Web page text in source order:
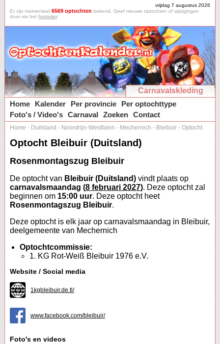
vrijdag 7 augustus 2026
Er zijn momenteel 6569 optochten bekend. Geef nieuwe optochten of wijzigingen
door via het formulier.
Carnavalskleding
Home
Kalender Per provincie
Per optochttype
Foto's / Video's Carnaval Zoeken Contact
Home - Duitsland - Noordrijn-Westfalen - Mechernich - Bleibuir - Optocht
Optocht Bleibuir (Duitsland)
Rosenmontagszug Bleibuir
De optocht van Bleibuir (Duitsland) vindt plaats op
carnavalsmaandag (8 februari 2027). Deze optocht zal
beginnen om 15:00 uur. Deze optocht heet
Rosenmontagszug Bleibuir.
Deze optocht is elk jaar op carnavalsmaandag in Bleibuir,
deelgemeente van Mechernich
Optochtcommissie:
1. KG Rot-Weiß Bleibuir 1976 e.V.
Website / Social media
1kgbleibuir.de.tl/
www.facebook.com/bleibuir/
Foto's en videos